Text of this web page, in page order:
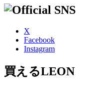
X
Facebook
Instagram
買えるLEON